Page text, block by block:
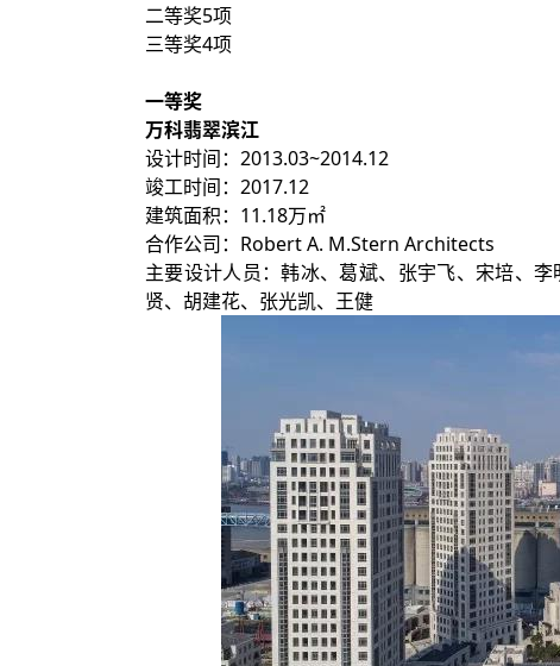
二等奖5项
三等奖4项
一等奖
万科翡翠滨江
设计时间：2013.03~2014.12
竣工时间：2017.12
建筑面积：11.18万㎡
合作公司：Robert A. M.Stern Architects
主要设计人员：韩冰、葛斌、张宇飞、宋培、
贤、胡建花、张光凯、王健